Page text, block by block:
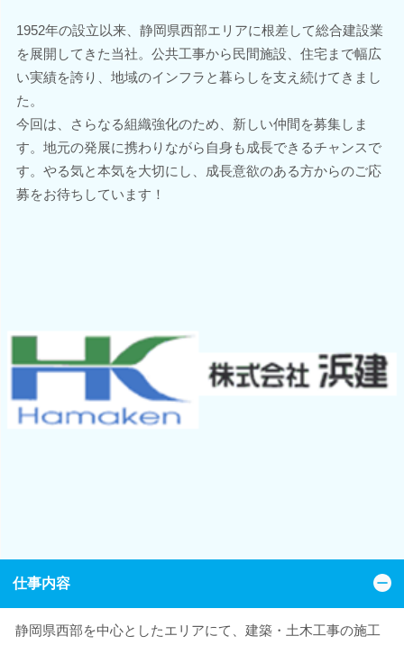
1952年の設立以来、静岡県西部エリアに根差して総合建設業
を展開してきた当社。公共工事から民間施設、住宅まで幅広
い実績を誇り、地域のインフラと暮らしを支え続けてきまし
た。
今回は、さらなる組織強化のため、新しい仲間を募集しま
す。地元の発展に携わりながら自身も成長できるチャンスで
す。やる気と本気を大切にし、成長意欲のある方からのご応
募をお待ちしています！
仕事内容
静岡県西部を中心としたエリアにて、建築・土木工事の施工